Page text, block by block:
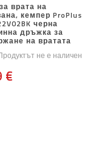
врата на
кемпер ProPlus
черна
дръжка за
на вратата
не е наличен
€